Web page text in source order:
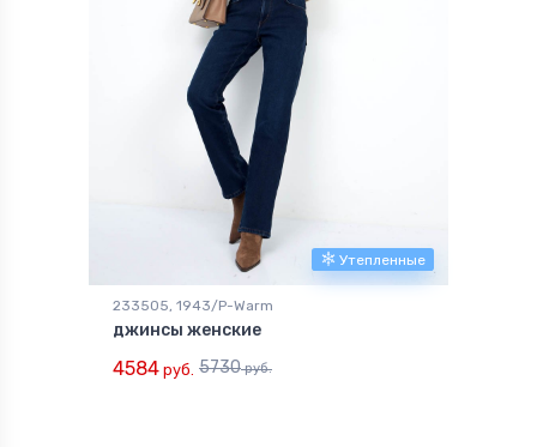
Утепленные
233505, 1943/P-Warm
джинсы женские
4584 руб. 5730руб.